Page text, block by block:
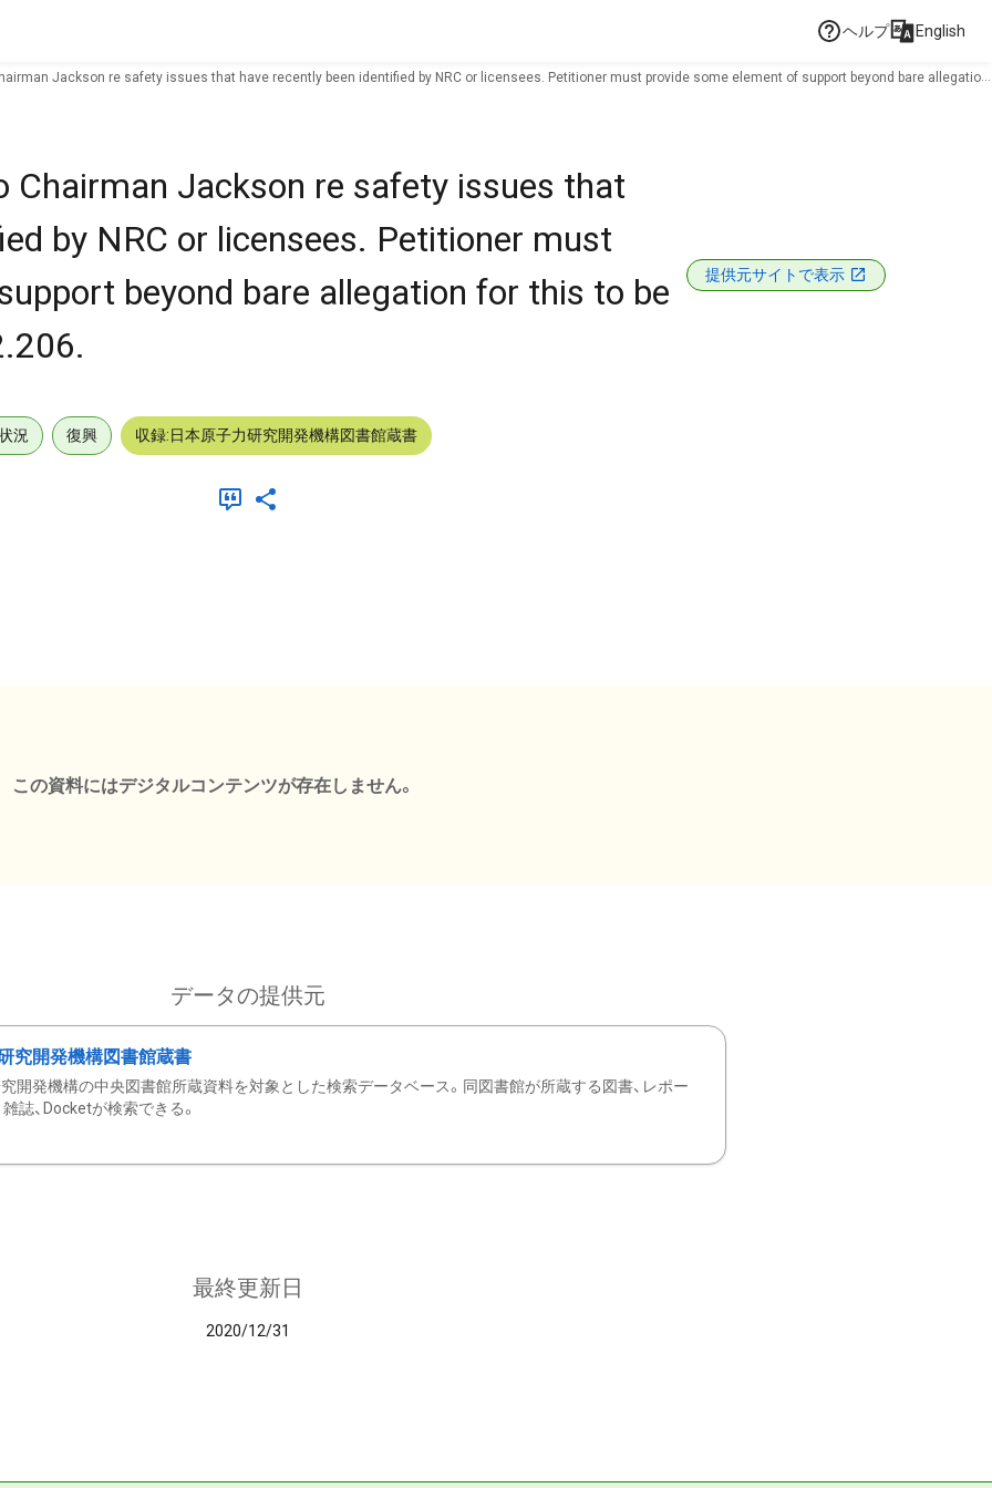
ヘルプ English
Jackson re safety issues that have recently been identified by NRC or licensees. Petitioner must provide some element of support beyond bare allegation
Chairman Jackson re safety issues that
by NRC or licensees. Petitioner must
beyond bare allegation for this to be
提供元サイトで表示
況 復興 収録:日本原子力研究開発機構図書館蔵書
この資料にはデジタルコンテンツが存在しません。
データの提供元
究開発機構図書館蔵書
開発機構の中央図書館所蔵資料を対象とした検索データベース。同図書館が所蔵する図書、レポー
雑誌、Docketが検索できる。
最終更新日
2020/12/31